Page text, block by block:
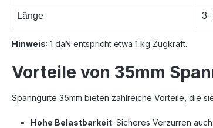
Länge
Hinweis: 1 daN entspricht etwa 1 kg Zugkraft.
Vorteile von 35mm
Spanngurte 35mm bieten zahlreiche Vorteile, die
Hohe Belastbarkeit: Sicheres Verzurren